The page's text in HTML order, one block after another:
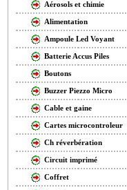
Aérosols et chimie
Alimentation
Ampoule Led Voyant
Batterie Accus Piles
Boutons
Buzzer Piezzo Micro
Cable et gaine
Cartes microcontroleur
Ch réverbération
Circuit imprimé
Coffret